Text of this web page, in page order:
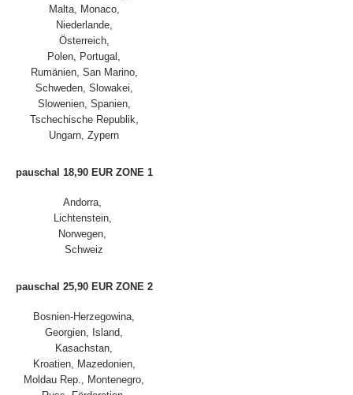
Malta, Monaco,
Niederlande,
Österreich,
Polen, Portugal,
Rumänien, San Marino,
Schweden, Slowakei,
Slowenien, Spanien,
Tschechische Republik,
Ungarn, Zypern
pauschal 18,90 EUR ZONE 1
Andorra,
Lichtenstein,
Norwegen,
Schweiz
pauschal 25,90 EUR ZONE 2
Bosnien-Herzegowina,
Georgien, Island,
Kasachstan,
Kroatien, Mazedonien,
Moldau Rep., Montenegro,